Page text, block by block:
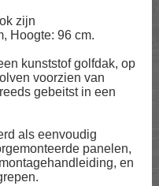
zijn
Hoogte: 96 cm.
kunststof golfdak, op
voorzien van
gebeitst in een
als eenvoudig
panelen,
en